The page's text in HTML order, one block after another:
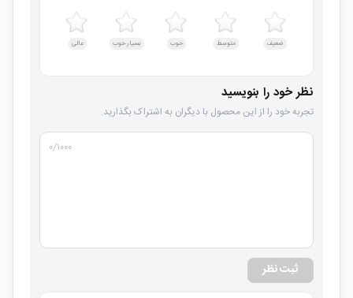
ضعیف متوسط خوب بسیار خوب عالی
نظر خود را بنویسید
تجربه خود را از این محصول با دیگران به اشتراک بگذارید.
۰/۱۰۰۰
ثبت نظر